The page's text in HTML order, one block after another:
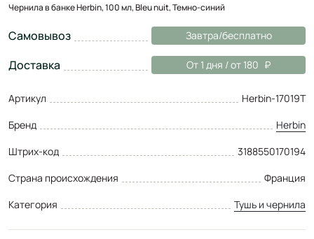
Чернила в банке Herbin, 100 мл, Bleu nuit, Темно-синий
Самовывоз Завтра/бесплатно
Доставка От 1 дня / от 180
Артикул
Herbin-17019T
Бренд
Herbin
Штрих-код
3188550170194
Страна происхождения
Франция
Категория
Тушь и чернила